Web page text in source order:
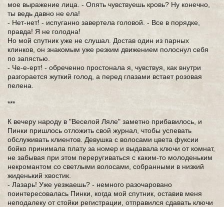
мое выражение лица. - Опять чувствуешь кровь? Ну конечно,
ты ведь давно не ела!
- Нет-нет! - испуганно завертела головой. - Все в порядке,
правда! Я не голодна!
Но мой спутник уже не слушал. Достав один из парных
клинков, он знакомым уже резким движением полоснул себя
по запястью.
- Че-е-ерт! - обреченно простонала я, чувствуя, как внутри
разгорается жуткий голод, а перед глазами встает розовая
пелена.
***
К вечеру народу в "Веселой Ляле" заметно прибавилось, и
Пинки пришлось отложить свой журнал, чтобы успевать
обслуживать клиентов. Девушка с волосами цвета фуксии
бойко принимала плату за номер и выдавала ключи от комнат,
не забывая при этом переругиваться с каким-то молоденьким
некромантом со светлыми волосами, собранными в низкий
жиденький хвостик.
- Лазарь! Уже уезжаешь? - немного разочаровано
поинтересовалась Пинки, когда мой спутник, оставив меня
неподалеку от стойки регистрации, отправился сдавать ключи